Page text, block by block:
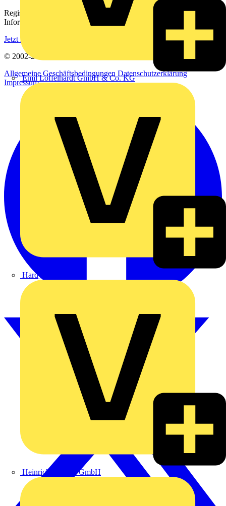
Emil Löffelhardt GmbH & Co. KG
Hardy Schmitz
Heinrich Häusler GmbH
Registrieren Sie sich kostenlos und erhalten Sie stets aktuelle
Informationen aus der Elektroindustrie.
Jetzt registrieren
© 2002-2026
Allgemeine Geschäftsbedingungen Datenschutzerklärung
Impressum